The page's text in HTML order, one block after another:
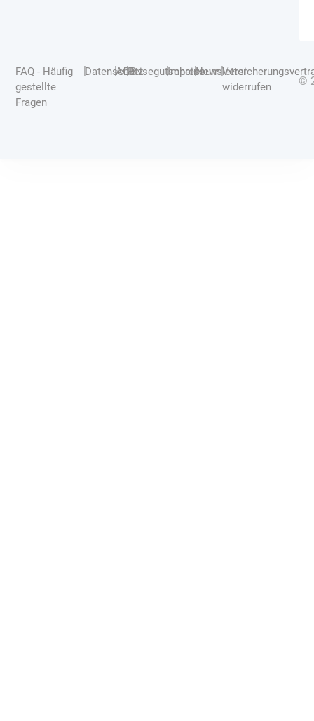
FAQ - Häufig
gestellte
Fragen
|Datenschutz
|AGB
|Reisegutscheine
|Impressum
|Newsletter
|
widerrufen
©